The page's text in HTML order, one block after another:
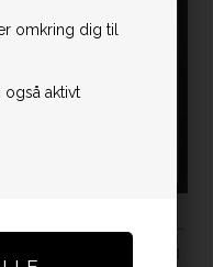
omkring dig til
også aktivt